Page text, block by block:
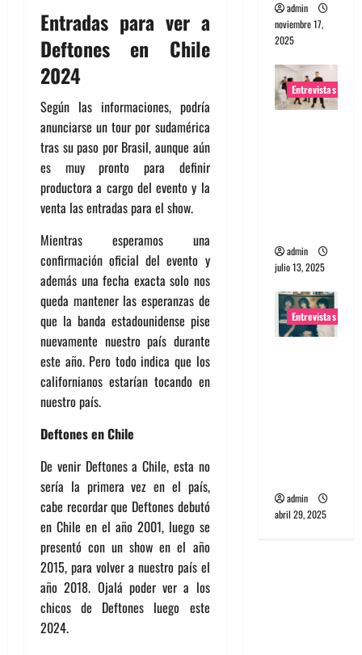
Entradas para ver a
Deftones en Chile
2024
Según las informaciones, podría
anunciarse un tour por sudamérica
tras su paso por Brasil, aunque aún
es muy pronto para definir
productora a cargo del evento y la
venta las entradas para el show.
Mientras esperamos una
confirmación oficial del evento y
además una fecha exacta solo nos
queda mantener las esperanzas de
que la banda estadounidense pise
nuevamente nuestro país durante
este año. Pero todo indica que los
californianos estarían tocando en
nuestro país.
Deftones en Chile
De venir Deftones a Chile, esta no
sería la primera vez en el país,
cabe recordar que Deftones debutó
en Chile en el año 2001, luego se
presentó con un show en el año
2015, para volver a nuestro país el
año 2018. Ojalá poder ver a los
chicos de Deftones luego este
2024.
admin
noviembre 17,
2025
Entrevistas
admin
julio 13, 2025
Entrevistas
admin
abril 29, 2025